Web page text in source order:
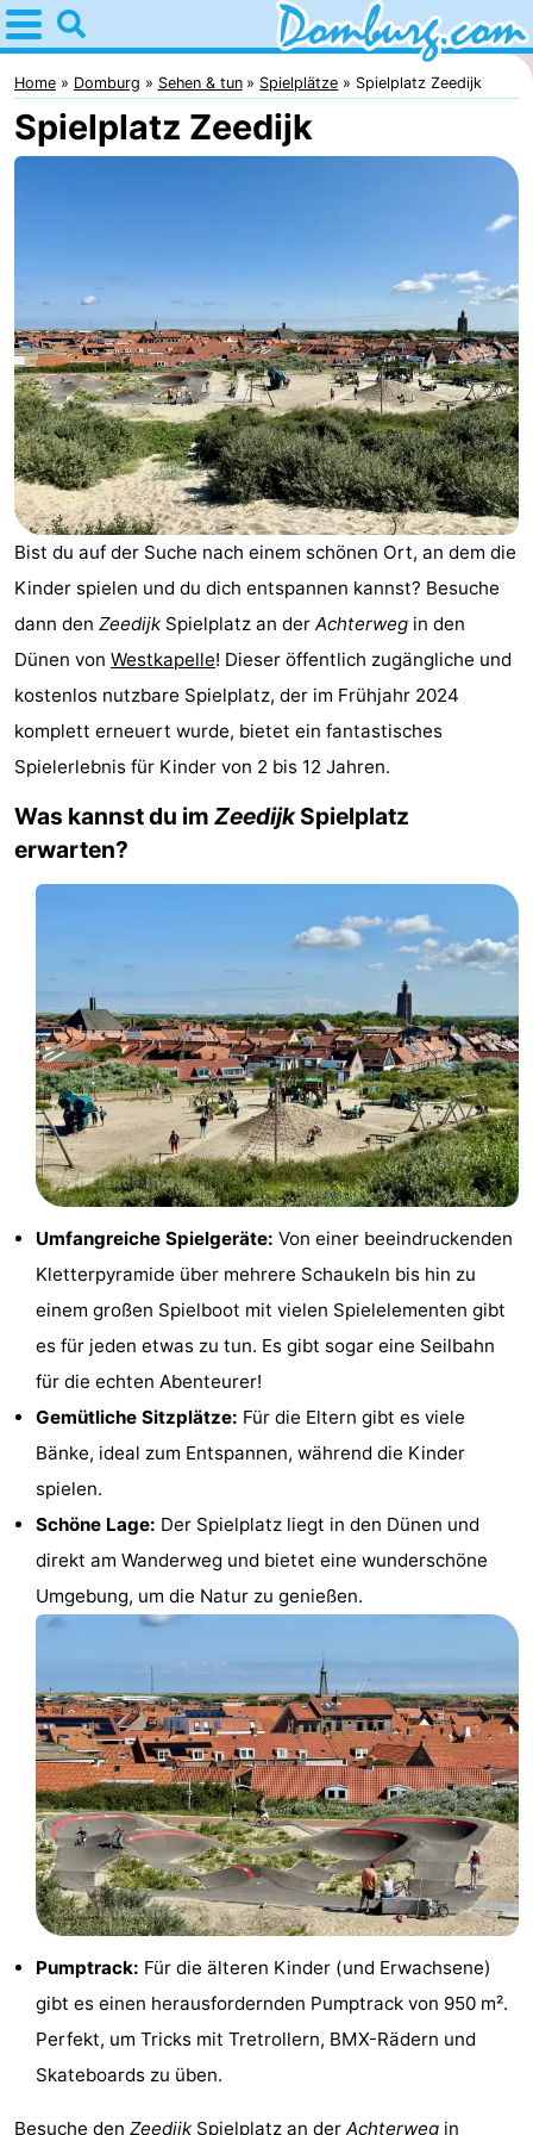
Home
Domburg
Tipps
Webcam
Webcam
Strand
Übernachten
Appartements
-
Park
Loverendale
-
Résidence
Wijngaerde
Campingplätze
Ferienhäuser
-
Buitenhof
Domburg
-
Hof
Domburg
-
Westhove
Hotels
Frühstück)
Lastminutes
Strand
Sehen
tun
Museen
Mühlen
Aussichtspunkte
Attraktionen
Spielplätze
-
Minigolfplätze
Wellness-
Zentren
Dörfer
Städte
Natur
Führungen
Sport
Schwimmbader
Radfahren
Wandern
-
Home Domburg Sehen & tun Spielplätze Spielplatz Zeedijk
Spielplatz Zeedijk
Bist du auf der Suche nach einem schönen Ort, an dem die
Kinder spielen und du dich entspannen kannst? Besuche
dann den Zeedijk Spielplatz an der Achterweg in den
Dünen von Westkapelle! Dieser öffentlich zugängliche und
kostenlos nutzbare Spielplatz, der im Frühjahr 2024
komplett erneuert wurde, bietet ein fantastisches
Spielerlebnis für Kinder von 2 bis 12 Jahren.
Was kannst du im ZeedijkSpielplatz
erwarten?
Umfangreiche Spielgeräte: Von einer beeindruckenden
Kletterpyramide über mehrere Schaukeln bis hin zu
einem großen Spielboot mit vielen Spielelementen gibt
es für jeden etwas zu tun. Es gibt sogar eine Seilbahn
für die echten Abenteurer!
Gemütliche Sitzplätze: Für die Eltern gibt es viele
Bänke, ideal zum Entspannen, während die Kinder
spielen.
Schöne Lage: Der Spielplatz liegt in den Dünen und
direkt am Wanderweg und bietet eine wunderschöne
Umgebung, um die Natur zu genießen.
Pumptrack: Für die älteren Kinder (und Erwachsene)
gibt es einen herausfordernden Pumptrack von 950 m².
Perfekt, um Tricks mit Tretrollern, BMX-Rädern und
Skateboards zu üben.
Besuche den Zeedijk Spielplatz an der Achterweg in